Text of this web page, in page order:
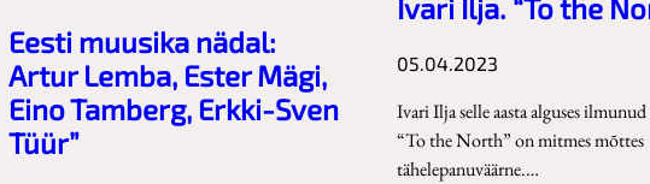
Eesti muusika nädal:
Artur Lemba, Ester Mägi,
Eino Tamberg, Erkki-Sven
Tüür”
Ivari Ilja. “To the
05.04.2023
Ivari Ilja selle aasta alguses
“To the North” on mitmes mõttes
tähelepanuväärne.…